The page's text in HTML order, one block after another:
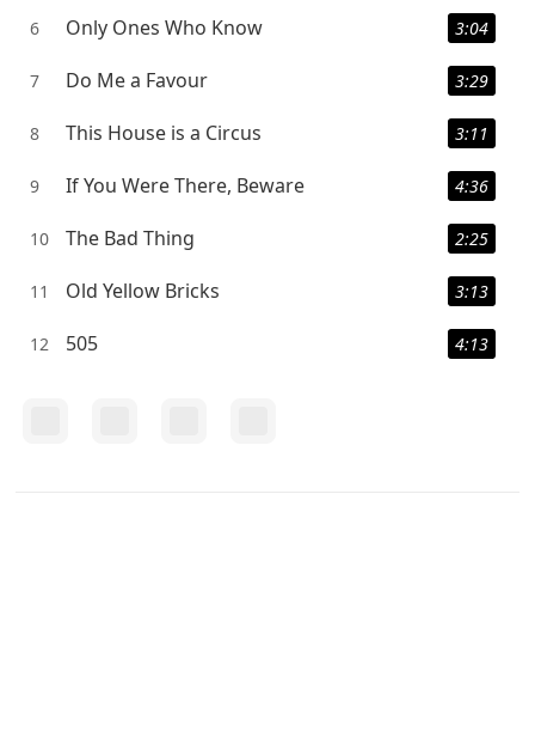
6 Only Ones Who Know 3:04
7 Do Me a Favour 3:29
8 This House is a Circus 3:11
9 If You Were There, Beware 4:36
10 The Bad Thing 2:25
11 Old Yellow Bricks 3:13
12 505 4:13